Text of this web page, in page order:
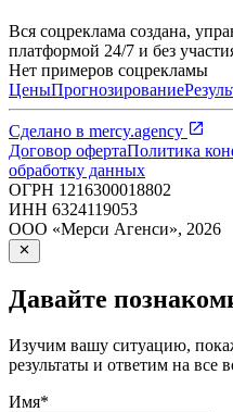
Вся соцреклама создана,
платформой 24/7 и без
Нет примеров соцрекламы
ЦеныПрогнозирование
Сделано в mercy.agency
Договор офертаПолитика
обработку данных
ОГРН 1216300018802
ИНН 6324119053
ООО «Мерси Агенси», 2026
Давайте
Изучим вашу ситуацию,
результаты и ответим на все
Имя*